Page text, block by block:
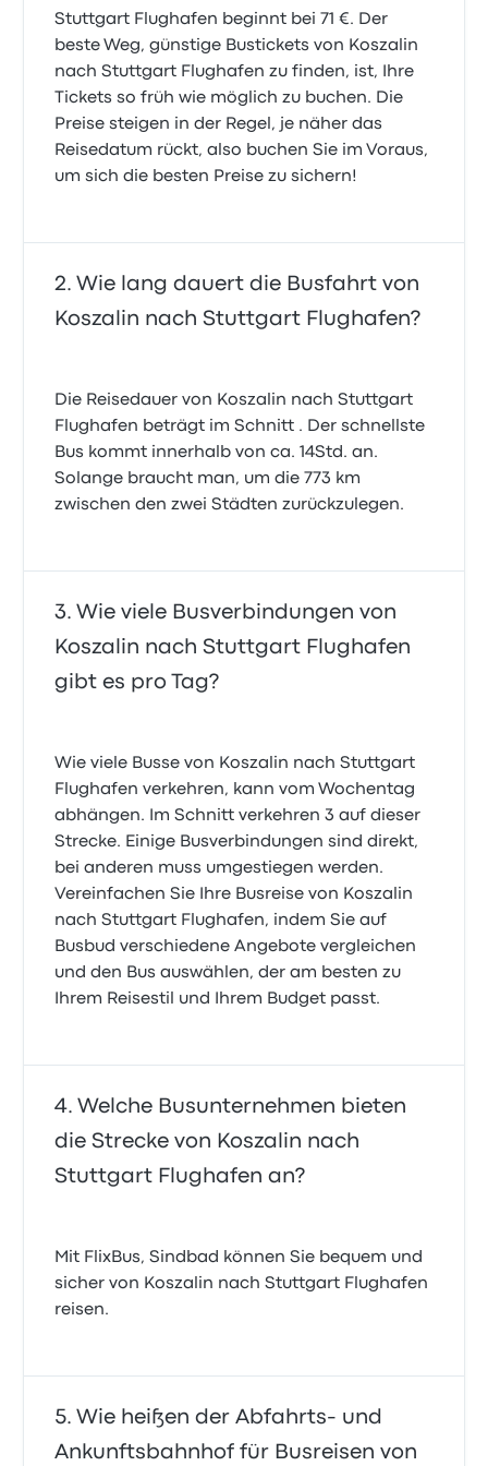
Stuttgart Flughafen beginnt bei 71 €. Der
beste Weg, günstige Bustickets von Koszalin
nach Stuttgart Flughafen zu finden, ist, Ihre
Tickets so früh wie möglich zu buchen. Die
Preise steigen in der Regel, je näher das
Reisedatum rückt, also buchen Sie im Voraus,
um sich die besten Preise zu sichern!
Wie lang dauert die Busfahrt von
Koszalin nach Stuttgart Flughafen?
Die Reisedauer von Koszalin nach Stuttgart
Flughafen beträgt im Schnitt . Der schnellste
Bus kommt innerhalb von ca. 14Std. an.
Solange braucht man, um die 773 km
zwischen den zwei Städten zurückzulegen.
Wie viele Busverbindungen von
Koszalin nach Stuttgart Flughafen
gibt es pro Tag?
Wie viele Busse von Koszalin nach Stuttgart
Flughafen verkehren, kann vom Wochentag
abhängen. Im Schnitt verkehren 3 auf dieser
Strecke. Einige Busverbindungen sind direkt,
bei anderen muss umgestiegen werden.
Vereinfachen Sie Ihre Busreise von Koszalin
nach Stuttgart Flughafen, indem Sie auf
Busbud verschiedene Angebote vergleichen
und den Bus auswählen, der am besten zu
Ihrem Reisestil und Ihrem Budget passt.
Welche Busunternehmen bieten
die Strecke von Koszalin nach
Stuttgart Flughafen an?
Mit FlixBus, Sindbad können Sie bequem und
sicher von Koszalin nach Stuttgart Flughafen
reisen.
Wie heißen der Abfahrts- und
Ankunftsbahnhof für Busreisen von